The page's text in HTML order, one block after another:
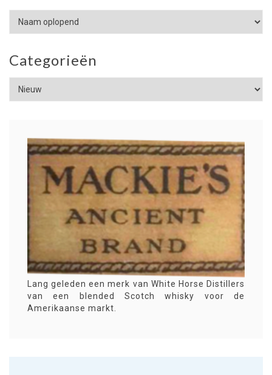
Categorieën
Lang geleden een merk van White Horse Distillers
van een blended Scotch whisky voor de
Amerikaanse markt.